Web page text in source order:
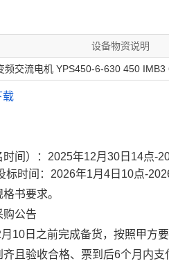
设备物资说明
频交流电机 YPS450-6-630 450
载
间）： 2025年12月30日14点-
标时间： 2026年1月4日10点-202
书要求。
购公告
10日之前完成备货，按照甲方
齐且验收合格、票到后6个月内支